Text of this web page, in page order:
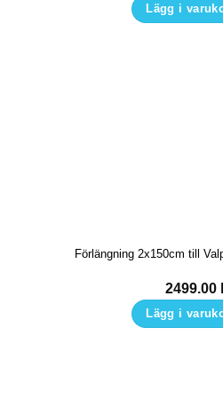
Lägg i
Förlängning 2x150cm till
2499.00
Lägg i